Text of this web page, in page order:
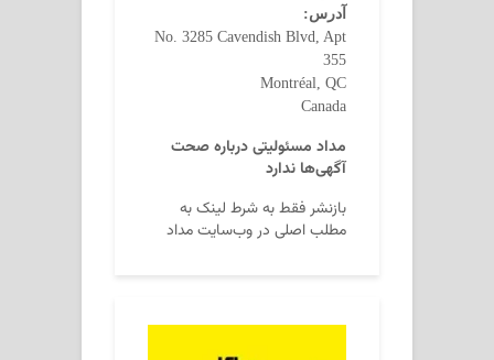
آدرس:
No. 3285 Cavendish Blvd, Apt
355
Montréal, QC
Canada
مداد مسئولیتی درباره صحت
آگهی‌ها ندارد
بازنشر فقط به شرط لینک به
مطلب اصلی در وب‌سایت مداد